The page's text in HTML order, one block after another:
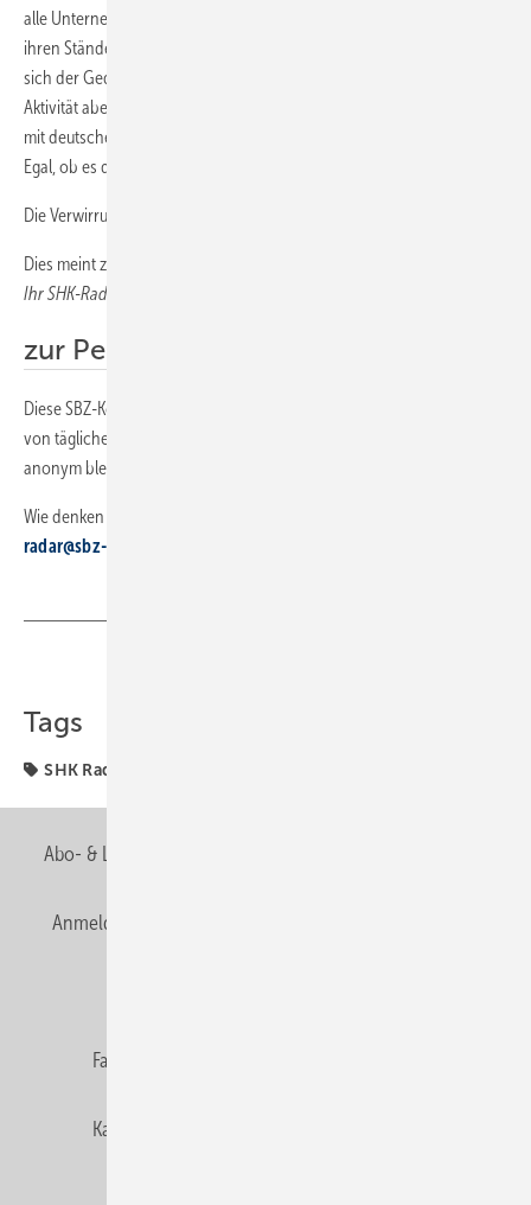
alle Unternehmen, die eigentlich hinter der Aktion stehen, diese auf
ihren Ständen, Firmenprospekten oder im Internet zeigen. Es drängt
sich der Gedanke auf, dass man etwas tun wollte, um aktiv zu sein, die
Aktivität aber leider ohne echte Inhalte gestartet wurde und nunmehr
mit deutscher Entschlossenheit um ihrer selbst Willen verfolgt wird.
Egal, ob es die Leute verstehen oder nicht.
Die Verwirrung ist auf jeden Fall geglückt – nachhaltig!
Dies meint zumindest
Ihr SHK-Radar
zur Person
Diese SBZ-Kolumne wird von Brancheninsidern ­geschrieben, die frei
von täglichen Zwängen zum Nachdenken anregen und deshalb
anonym bleiben möchten.
Wie denken Sie über den Beitrag? Senden Sie Ihre Meinung an
radar@sbz-online.de
Tags
SHK Radar
Abo- & Leserservice
Anmelden
Fachbeiträge
Karriere bei Gentner